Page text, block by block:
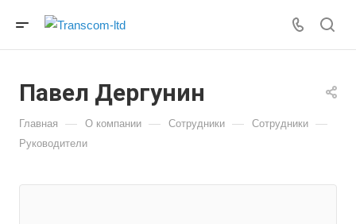
Павел Дергунин
Главная — О компании — Сотрудники — Сотрудники —
Руководители